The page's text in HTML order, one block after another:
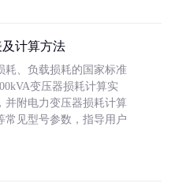
计算方法
耗、负载损耗的国家标准
变压器损耗计算实
并附电力变压器损耗计算
常见型号参数，指导用户